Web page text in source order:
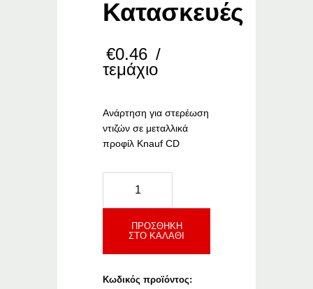
Κατασκευές
€0.46 /
τεμάχιο
Ανάρτηση για στερέωση
ντιζών σε μεταλλικά
προφίλ Knauf CD
Αναρτήσεις
για
Καμπύλες
Κατασκευές
ποσότητα
ΠΡΟΣΘΉΚΗ
ΣΤΟ ΚΑΛΆΘΙ
Κωδικός προϊόντος: